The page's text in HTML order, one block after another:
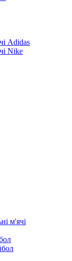
Adidas
Nike
м'ячі